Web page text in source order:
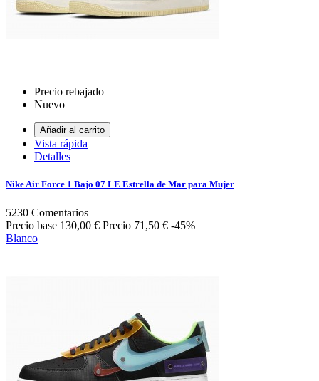
Precio rebajado
Nuevo
Añadir al carrito
Vista rápida
Detalles
Nike Air Force 1 Bajo 07 LE Estrella de Mar para Mujer
5230 Comentarios
Precio base 130,00 € Precio 71,50 € -45%
Blanco